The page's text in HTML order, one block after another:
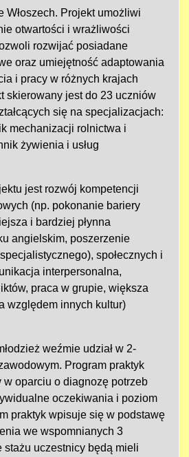
Włoszech. Projekt umożliwi
otwartości i wrażliwości
rozwijać posiadane
oraz umiejętność adaptowania
i pracy w różnych krajach
skierowany jest do 23 uczniów
się na specjalizacjach:
mechanizacji rolnictwa i
żywienia i usług
jest rozwój kompetencji
(np. pokonanie bariery
i bardziej płynna
angielskim, poszerzenie
społecznych i
interpersonalna,
praca w grupie, większa
względem innych kultur)
weźmie udział w 2-
Program praktyk
w oparciu o diagnozę potrzeb
oczekiwania i poziom
praktyk wpisuje się w podstawę
we wspomnianych 3
stażu uczestnicy będą mieli